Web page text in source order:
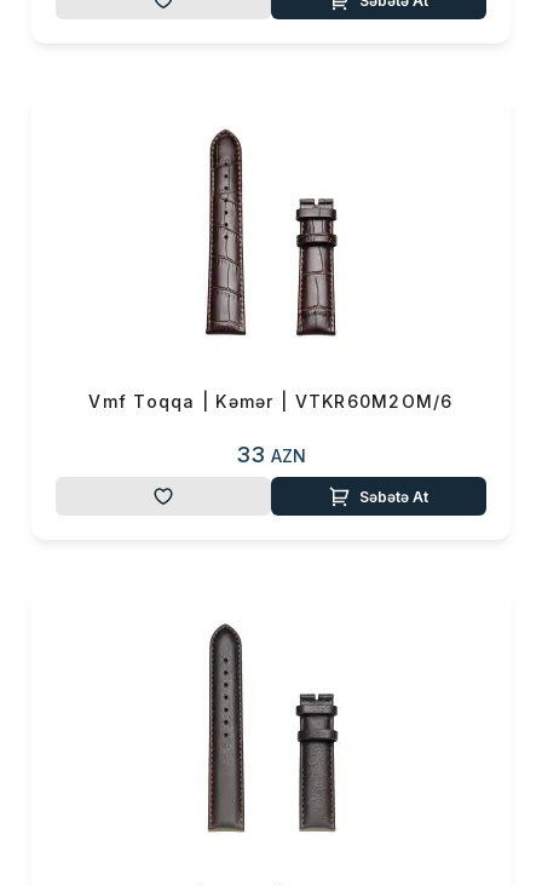
Vmf Toqqa | Kəmər | VTKR60M2OM/6
33 AZN
Səbətə At
Məhsul(lar) səbətə əlavə edildi
Sifarişi rəsmiləşdir
Alış-verişə davam et